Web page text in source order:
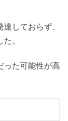
しておらず、
。
った可能性が高